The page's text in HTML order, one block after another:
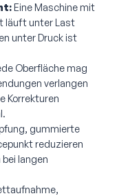
Eine Maschine mit
läuft unter Last
unter Druck ist
Oberfläche mag
verlangen
Korrekturen
gummierte
reduzieren
langen